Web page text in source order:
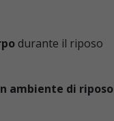
durante il riposo
ambiente di riposo